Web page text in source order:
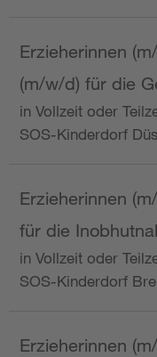
Erzieherinnen
(m/w/d) für die
in Vollzeit oder
SOS-Kinderdorf
Erzieherinnen
für die
in Vollzeit oder
SOS-Kinderdorf
Erzieherinnen